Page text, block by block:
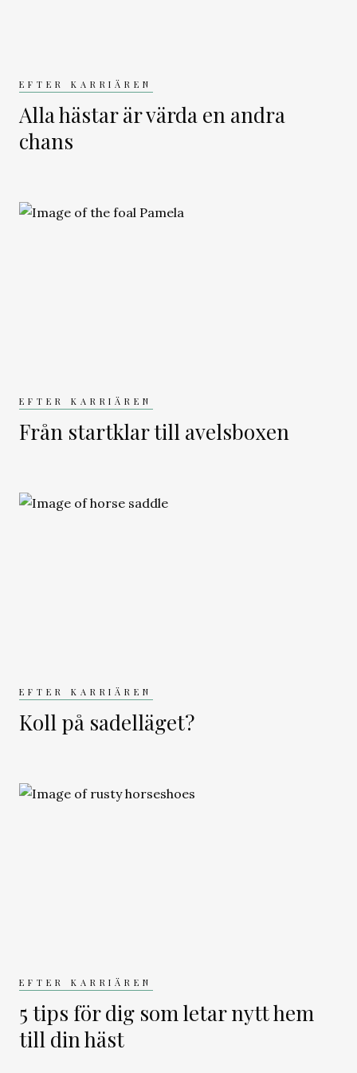
EFTER KARRIÄREN
Alla hästar är värda en andra
chans
EFTER KARRIÄREN
Från startklar till avelsboxen
EFTER KARRIÄREN
Koll på sadelläget?
EFTER KARRIÄREN
5 tips för dig som letar nytt hem
till din häst